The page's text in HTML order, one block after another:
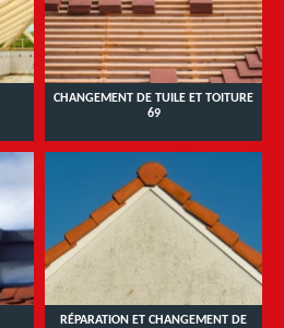
CHANGEMENT DE TUILE ET TOITURE
69
RÉPARATION ET CHANGEMENT DE